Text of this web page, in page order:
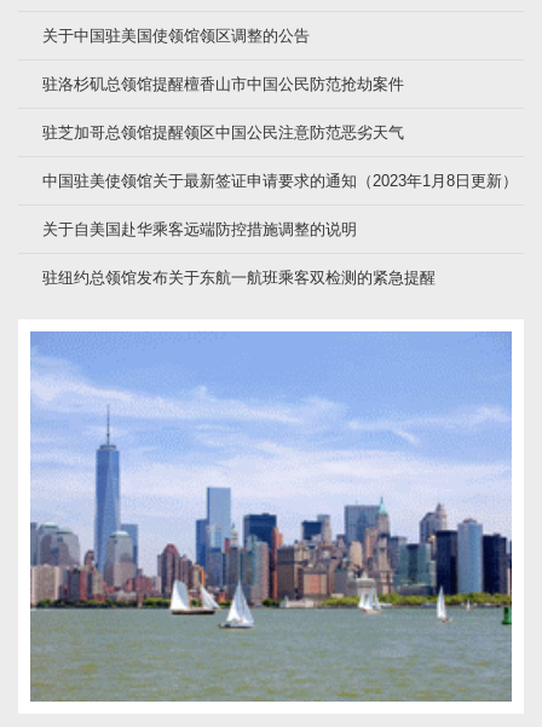
关于中国驻美国使领馆领区调整的公告
驻洛杉矶总领馆提醒檀香山市中国公民防范抢劫案件
驻芝加哥总领馆提醒领区中国公民注意防范恶劣天气
中国驻美使领馆关于最新签证申请要求的通知（2023年1月8日更新）
关于自美国赴华乘客远端防控措施调整的说明
驻纽约总领馆发布关于东航一航班乘客双检测的紧急提醒